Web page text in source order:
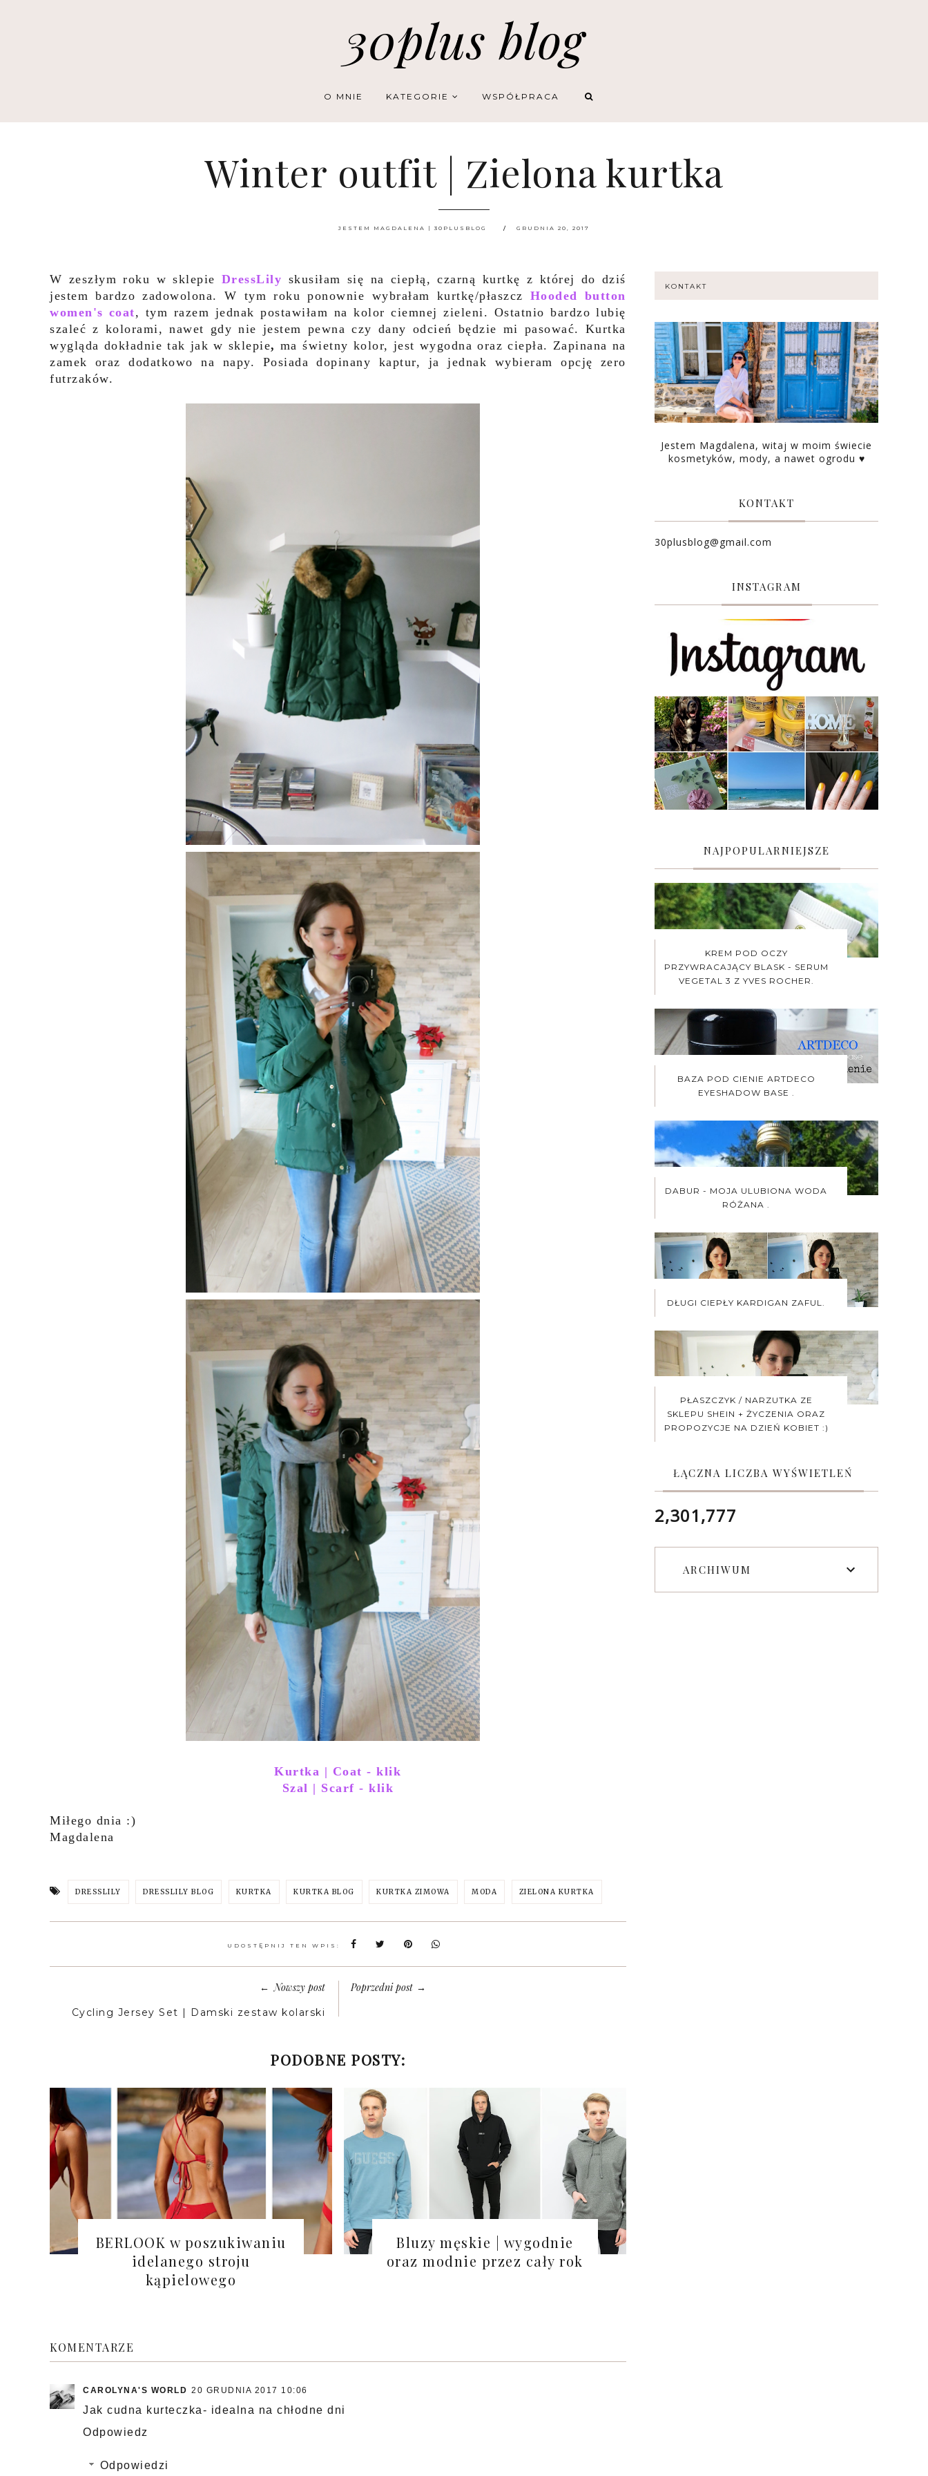
30plus blog
O MNIE KATEGORIE WSPÓŁPRACA
Winter outfit | Zielona kurtka
JESTEM MAGDALENA | 30PLUSBLOG GRUDNIA 20, 2017
W zeszłym roku w sklepie DressLily skusiłam się na ciepłą, czarną kurtkę z której do dziś
jestem bardzo zadowolona. W tym roku ponownie wybrałam kurtkę/płaszcz Hooded button
women's coat, tym razem jednak postawiłam na kolor ciemnej zieleni. Ostatnio bardzo lubię
szaleć z kolorami, nawet gdy nie jestem pewna czy dany odcień będzie mi pasować. Kurtka
wygląda dokładnie tak jak w sklepie, ma świetny kolor, jest wygodna oraz ciepła. Zapinana na
zamek oraz dodatkowo na napy. Posiada dopinany kaptur, ja jednak wybieram opcję zero
futrzaków.
Kurtka | Coat - klik
Szal | Scarf - klik
Miłego dnia :)
Magdalena
DRESSLILY DRESSLILY BLOG KURTKA KURTKA BLOG KURTKA ZIMOWA MODA ZIELONA KURTKA
UDOSTĘPNIJ TEN WPIS:
← Nowszy post
Cycling Jersey Set | Damski zestaw kolarski
Poprzedni post→
PODOBNE POSTY:
BERLOOK w poszukiwaniu
idelanego stroju
kąpielowego
Bluzy męskie | wygodnie
oraz modnie przez cały rok
KOMENTARZE
CAROLYNA'S WORLD 20 GRUDNIA 2017 10:06
Jak cudna kurteczka- idealna na chłodne dni
Odpowiedz
Odpowiedzi
KONTAKT
Jestem Magdalena, witaj w moim świecie
kosmetyków, mody, a nawet ogrodu ♥
KONTAKT
30plusblog@gmail.com
INSTAGRAM
NAJPOPULARNIEJSZE
KREM POD OCZY
PRZYWRACAJĄCY BLASK - SERUM
VEGETAL 3 Z YVES ROCHER.
BAZA POD CIENIE ARTDECO
EYESHADOW BASE .
DABUR - MOJA ULUBIONA WODA
RÓŻANA .
DŁUGI CIEPŁY KARDIGAN ZAFUL.
PŁASZCZYK / NARZUTKA ZE
SKLEPU SHEIN + ŻYCZENIA ORAZ
PROPOZYCJE NA DZIEŃ KOBIET :)
ŁĄCZNA LICZBA WYŚWIETLEŃ
2,301,777
ARCHIWUM